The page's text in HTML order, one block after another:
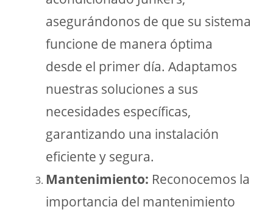
asegurándonos de que su sistema
funcione de manera óptima
desde el primer día. Adaptamos
nuestras soluciones a sus
necesidades específicas,
garantizando una instalación
eficiente y segura.
Mantenimiento: Reconocemos la
importancia del mantenimiento